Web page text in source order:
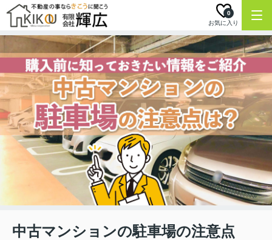
お気に入り
0
中古マンションの駐車場の注意点